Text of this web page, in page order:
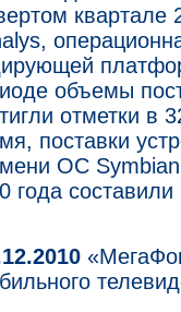
квартале
объемы
отметки в
поставки
ОС Symbian
года